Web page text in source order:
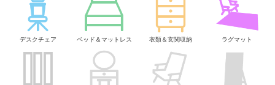
デスクチェア ベッド＆マットレス 衣類＆玄関収納 ラグマット